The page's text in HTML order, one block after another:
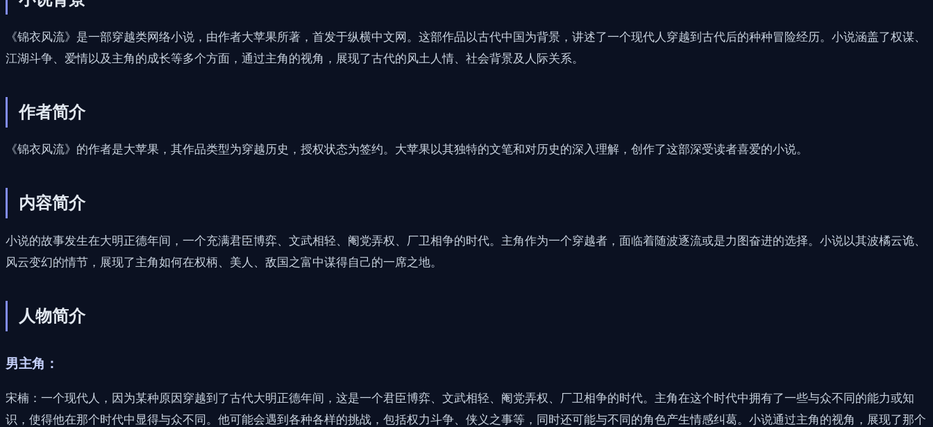
《锦衣风流》是一部穿越类网络小说，由作者大苹果所著，首发于纵横中文网。这部作品以古代中国为背景，讲述了一个现代人穿越到古代后的种种冒险经历。小说涵盖了权谋、
江湖斗争、爱情以及主角的成长等多个方面，通过主角的视角，展现了古代的风土人情、社会背景及人际关系。
作者简介
《锦衣风流》的作者是大苹果，其作品类型为穿越历史，授权状态为签约。大苹果以其独特的文笔和对历史的深入理解，创作了这部深受读者喜爱的小说。
内容简介
小说的故事发生在大明正德年间，一个充满君臣博弈、文武相轻、阉党弄权、厂卫相争的时代。主角作为一个穿越者，面临着随波逐流或是力图奋进的选择。小说以其波橘云诡、
风云变幻的情节，展现了主角如何在权柄、美人、敌国之富中谋得自己的一席之地。
人物简介
男主角：
宋楠：一个现代人，因为某种原因穿越到了古代大明正德年间，这是一个君臣博弈、文武相轻、阉党弄权、厂卫相争的时代。主角在这个时代中拥有了一些与众不同的能力或知
识，使得他在那个时代中显得与众不同。他可能会遇到各种各样的挑战，包括权力斗争、侠义之事等，同时还可能与不同的角色产生情感纠葛。小说通过主角的视角，展现了那个